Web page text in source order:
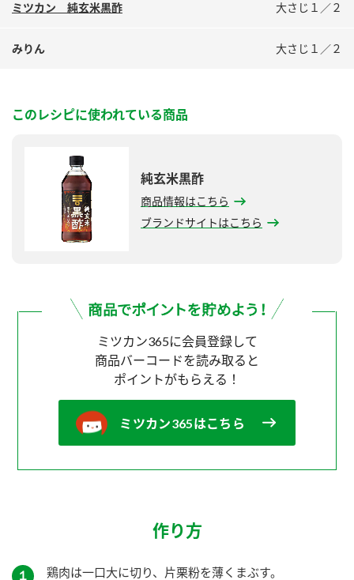
ミツカン 純玄米黒酢 大さじ１／２
みりん 大さじ１／２
このレシピに使われている商品
純玄米黒酢
商品情報はこちら
ブランドサイトはこちら
ミツカン365に会員登録して
商品バーコードを読み取ると
ポイントがもらえる！
ミツカン365はこちら
作り方
１ 鶏肉は一口大に切り、片栗粉を薄くまぶす。